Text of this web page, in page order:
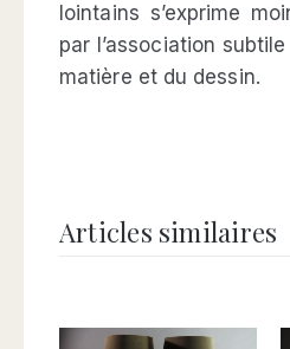
lointains s’exprime
par l’association
matière et du dessin.
Articles similaires